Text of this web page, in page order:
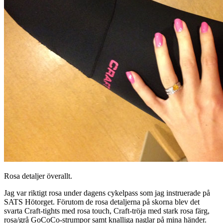
Rosa detaljer överallt.
Jag var riktigt rosa under dagens cykelpass som jag instruerade på
SATS Hötorget. Förutom de rosa detaljerna på skorna blev det
svarta Craft-tights med rosa touch, Craft-tröja med stark rosa färg,
rosa/grå GoCoCo-strumpor samt knalliga naglar på mina händer.